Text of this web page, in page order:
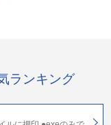
ランキング